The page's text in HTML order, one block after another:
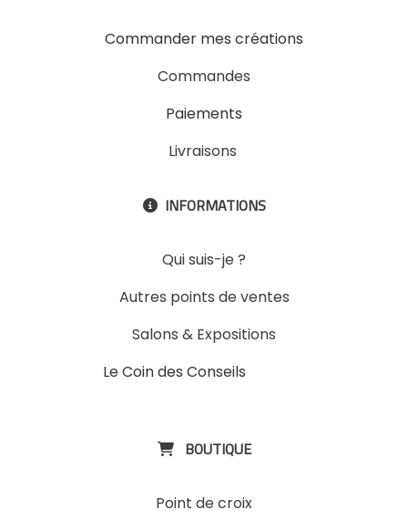
Commander mes créations
Commandes
Paiements
Livraisons
 INFORMATIONS
Qui suis-je ?
Autres points de ventes
Salons & Expositions
Le Coin des Conseils
 BOUTIQUE
Point de croix